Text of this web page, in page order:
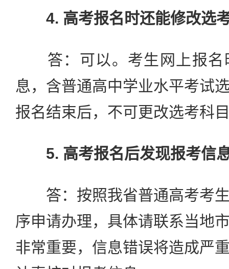
4. 高考报名时还能修改选
答：可以。考生网上报名
息，含普通高中学业水平考试
报名结束后，不可更改选考科
5. 高考报名后发现报考信
答：按照我省普通高考考生
序申请办理，具体请联系当地
非常重要，信息错误将造成严